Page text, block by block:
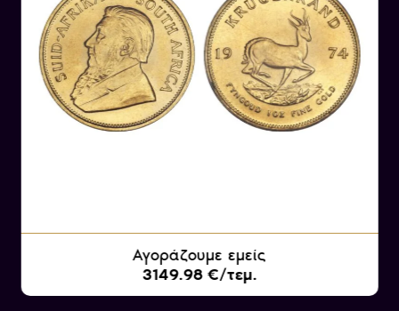
Αγοράζουμε εμείς
3149.98 €/τεμ.